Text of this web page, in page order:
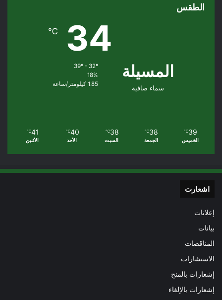
الطقس
المسيلة
سماء صافية
34
℃
18%
1.85 كيلومتر/ساعة
39
℃
الخميس
38
℃
الجمعة
38
℃
السبت
40
℃
الأحد
41
℃
الأثنين
اشعارت
إعلانات
بيانات
المناقصات
الاستشارات
إشعارات بالمنح
إشعارات بالإلغاء